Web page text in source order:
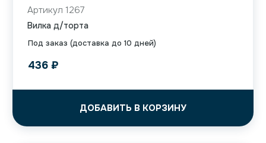
Под заказ (доставка до 10 дней)
Артикул 1267
Вилка д/торта
436 ₽
ДОБАВИТЬ В КОРЗИНУ